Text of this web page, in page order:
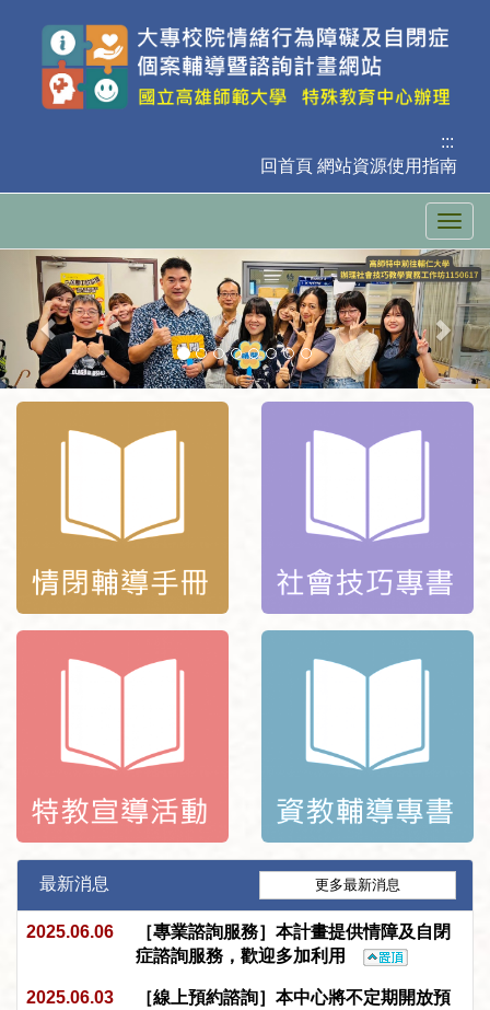
:::
回首頁 網站資源使用指南
上
一
張
下
一
張
最新消息 更多最新消息
2025.06.06
［專業諮詢服務］本計畫提供情障及自閉
症諮詢服務，歡迎多加利用
2025.06.03
［線上預約諮詢］本中心將不定期開放預